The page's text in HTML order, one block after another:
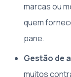
marcas ou
quem
pane.
Gestão de
muitos